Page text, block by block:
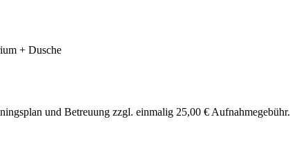
+ Dusche
und Betreuung zzgl. einmalig 25,00 € Aufnahmegebühr.